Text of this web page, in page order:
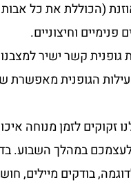
(הכוללת את כל
וחיצוניים.
גופנית קשר ישיר
הגופנית מאפשרת
זקוקים לזמן מנוחה
לעצמכם במהלך
בודקים מיילים,